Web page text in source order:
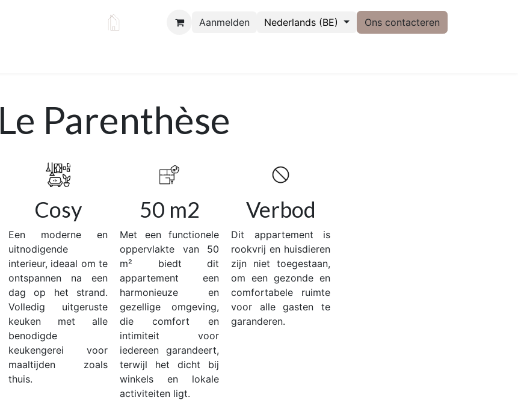
Aanmelden Nederlands (BE) Ons contacteren
Le Parenthèse
Verbod
Dit appartement is
rookvrij en huisdieren
zijn niet toegestaan,
om een gezonde en
comfortabele ruimte
voor alle gasten te
garanderen.
50 m2
Met een functionele
oppervlakte van 50
m² biedt dit
appartement een
harmonieuze en
gezellige omgeving,
die comfort en
intimiteit voor
iedereen garandeert,
terwijl het dicht bij
winkels en lokale
activiteiten ligt.
Cosy
Een moderne en
uitnodigende
interieur, ideaal om te
ontspannen na een
dag op het strand.
Volledig uitgeruste
keuken met alle
benodigde
keukengerei voor
maaltijden zoals
thuis.